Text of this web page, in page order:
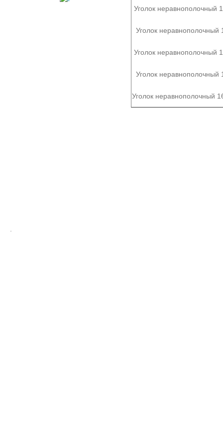
Уголок неравнополочный
Уголок неравнополочный
Уголок неравнополочный
Уголок неравнополочный
Уголок неравнополочный